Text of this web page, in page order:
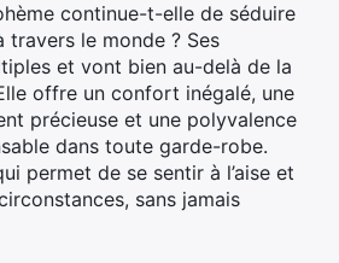
continue-t-elle de séduire
travers le monde ? Ses
et vont bien au-delà de la
offre un confort inégalé, une
précieuse et une polyvalence
dans toute garde-robe.
permet de se sentir à l’aise et
sans jamais